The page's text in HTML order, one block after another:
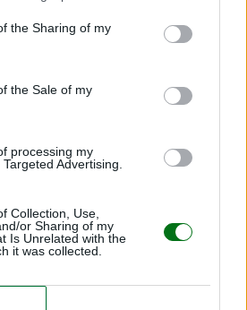
the Sharing of my
the Sale of my
processing my
Advertising.
Collection, Use,
or Sharing of my
Is Unrelated with the
it was collected.
ARIES
LEER